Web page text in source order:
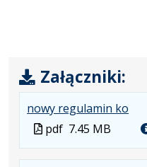
Załączniki:
nowy regulamin ko
Plik
Plik
pdf 7.45 MB